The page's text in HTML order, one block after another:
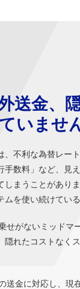
送金、
いませ
、不利な為替レー
手数料」など、見
しまうことがあり
を使い続けている
せがないミッドマ
隠れたコストなく
送金に対応し、現